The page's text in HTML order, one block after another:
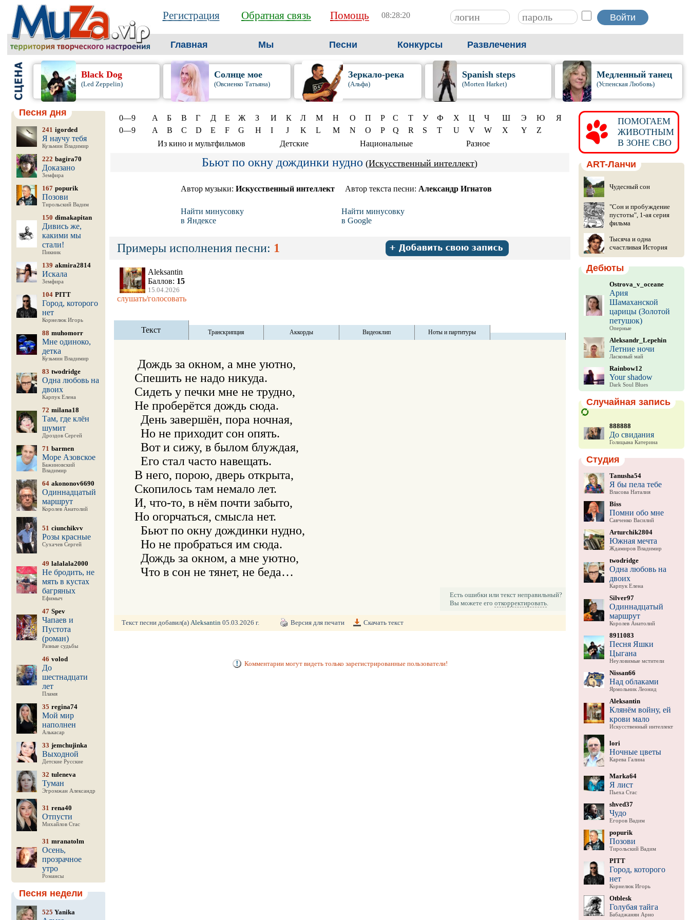
Регистрация Обратная связь Помощь 08:28:21
Главная Мы Песни Конкурсы Развлечения
Black Dog
(Led Zeppelin)
Солнце мое
(Овсиенко Татьяна)
Зеркало-река
(Альфа)
Spanish steps
(Morten Harket)
Медленный танец
(Успенская Любовь)
Песня дня
241 igorded
Я научу тебя
Кузьмин Владимир
222 bagira70
Доказано
Земфира
167 popurik
Позови
Тирольский Вадим
150 dimakapitan
Дивись же,
какими мы
стали!
Пикник
139 akmira2814
Искала
Земфира
104 PITT
Город, которого
нет
Корнелюк Игорь
88 muhomorr
Мне одиноко,
детка
Кузьмин Владимир
83 twodridge
Одна любовь на
двоих
Карпук Елена
72 milana18
Там, где клён
шумит
Дроздов Сергей
71 barmen
Море Азовское
Бажиновский
Владимир
64 akononov6690
Одиннадцатый
маршрут
Королев Анатолий
51 ciunchikvv
Розы красные
Сухачев Сергей
49 lalalala2000
Не бродить, не
мять в кустах
багряных
Ефимыч
47 Spev
Чапаев и
Пустота
(роман)
Разные судьбы
46 volod
До
шестнадцати
лет
Пламя
35 regina74
Мой мир
наполнен
Алькасар
33 jemchujinka
Выходной
Детские Русские
32 tuleneva
Туман
Эгромжан Александр
31 rena40
Отпусти
Михайлов Стас
31 mranatolm
Осень,
прозрачное
утро
Романсы
Песня недели
525 Yanika
0—9 А Б В Г Д Е Ж З И К Л М Н О П Р С Т У Ф Х Ц Ч Ш Э Ю
Я
0—9
A B C D E F G H I J K L M N O P Q R S T U V W X Y
Z
Из кино и мультфильмов
Детские Национальные Разное
Бьют по окну дождинки нудно (Искусственный интеллект)
Автор музыки: Искусственный интеллект Автор текста песни: Александр Игнатов
Найти минусовку
в Яндексе
Найти минусовку
в Google
Примеры исполнения песни: 1
Aleksantin
Баллов: 15
15.04.2026
слушать/голосовать
Текст Транскрипция Аккорды Видеоклип Ноты и партитуры
Дождь за окном, а мне уютно,
Спешить не надо никуда.
Сидеть у печки мне не трудно,
Не проберётся дождь сюда.
  День завершён, пора ночная,
  Но не приходит сон опять.
  Вот и сижу, в былом блуждая,
  Его стал часто навещать.
В него, порою, дверь открыта,
Скопилось там немало лет.
И, что-то, в нём почти забыто,
Но огорчаться, смысла нет.
  Бьют по окну дождинки нудно,
  Но не пробраться им сюда.
  Дождь за окном, а мне уютно,
Есть ошибки или текст неправильный?
Вы можете его откорректировать.
Текст песни добавил(а) Aleksantin05.03.2026 г. Версия для печати Скачать текст
Комментарии могут видеть только зарегистрированные пользователи!
ПОМОГАЕМ
ЖИВОТНЫМ
В ЗОНЕ СВО
ART-Ланчи
Чудесный сон
"Сон и пробуждение
пустоты", 1-ая серия
фильма
Тысяча и одна
счастливая История
Дебюты
Ostrova_v_oceane
Ария
Шамаханской
царицы (Золотой
петушок)
Оперные
Aleksandr_Lepehin
Летние ночи
Ласковый май
Rainbow12
Your shadow
Dark Soul Blues
Случайная запись
888888
До свидания
Голицына Катерина
Студия
Tanusha54
Я бы пела тебе
Власова Наталия
Biss
Помни обо мне
Савченко Василий
Arturchik2804
Южная мечта
Ждамиров Владимир
twodridge
Одна любовь на
двоих
Карпук Елена
Silver97
Одиннадцатый
маршрут
Королев Анатолий
8911083
Песня Яшки
Цыгана
Неуловимые мстители
Nissan66
Над облаками
Ярмольник Леонид
Aleksantin
Клянём войну, ей
крови мало
Искусственный интеллект
lori
Ночные цветы
Карева Галина
Marka64
Я лист
Пьеха Стас
shved37
Чудо
Егоров Вадим
popurik
Позови
Тирольский Вадим
PITT
Город, которого
нет
Корнелюк Игорь
Otblesk
Голубая тайга
Бабаджанян Арно